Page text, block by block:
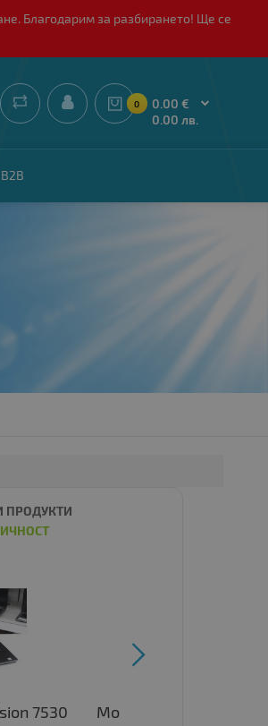
Благодарим за разбирането! Ще се
 0

0.00 €
0.00 лв.
ПРОДУКТИ
станция
